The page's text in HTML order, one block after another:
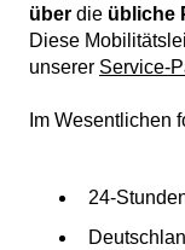
über die übliche
Diese
unserer Service-
Im Wesentlichen
24-